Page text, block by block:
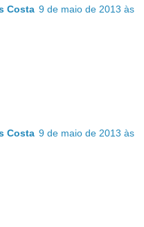
Costa 9 de maio de 2013 às
Costa 9 de maio de 2013 às